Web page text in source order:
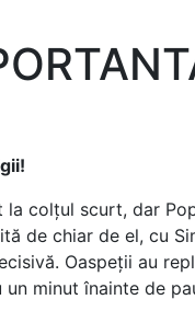
la colțul scurt, dar
de chiar de el, cu
Oaspeții au
minut înainte de